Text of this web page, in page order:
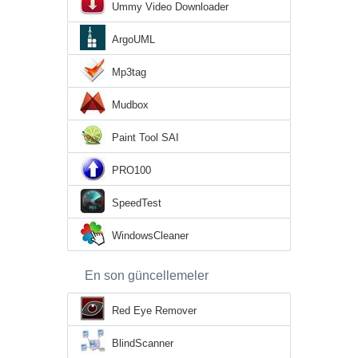
Ummy Video Downloader
ArgoUML
Mp3tag
Mudbox
Paint Tool SAI
PRO100
SpeedTest
WindowsCleaner
En son güncellemeler
Red Eye Remover
BlindScanner